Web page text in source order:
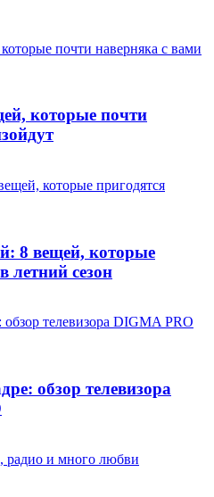
которые почти
8 вещей, которые
летний сезон
обзор телевизора